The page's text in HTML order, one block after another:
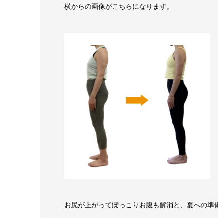
横からの画像がこちらになります。
お尻が上がってぽっこりお腹も解消と、夏への準